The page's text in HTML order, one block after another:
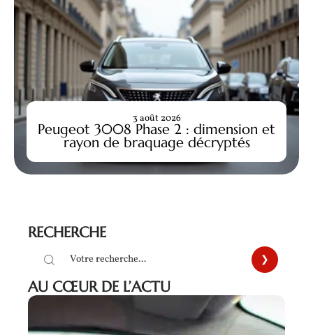
Peugeot 3008 Phase 2 : dimension et
rayon de braquage décryptés
3 août 2026
RECHERCHE
AU CŒUR DE L’ACTU